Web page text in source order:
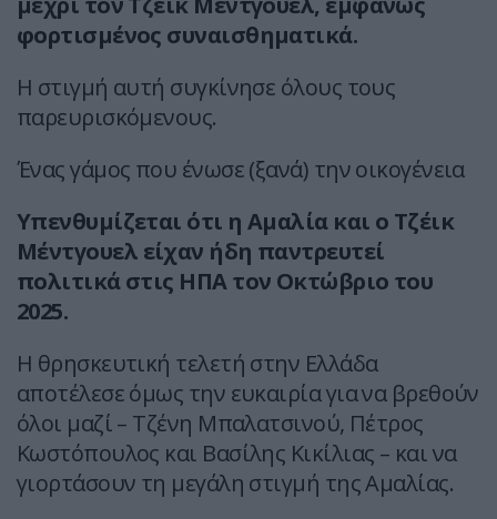
φορτισμένος συναισθηματικά.
Η στιγμή αυτή συγκίνησε όλους τους
παρευρισκόμενους.
Ένας γάμος που ένωσε (ξανά) την οικογένεια
Υπενθυμίζεται ότι η Αμαλία και ο Τζέικ
Μέντγουελ είχαν ήδη παντρευτεί
πολιτικά στις ΗΠΑ τον Οκτώβριο του
2025.
Η θρησκευτική τελετή στην Ελλάδα
αποτέλεσε όμως την ευκαιρία για να βρεθούν
όλοι μαζί – Τζένη Μπαλατσινού, Πέτρος
Κωστόπουλος και Βασίλης Κικίλιας – και να
γιορτάσουν τη μεγάλη στιγμή της Αμαλίας.